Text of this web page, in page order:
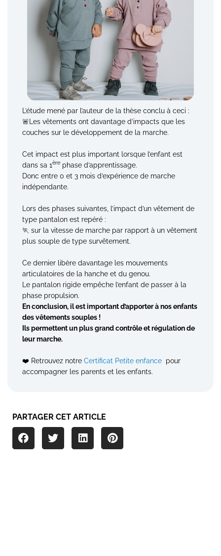
L’étude mené par l’auteur de la thèse conclu à ceci :
🚨L es vêtements ont davantage d’impacts que les
couches sur le développement de la marche.
Cet impact est plus important lorsque l’enfant est
dans sa 1ère phase d’apprentissage.
Donc entre 0 et 3 mois d’expérience de marche
indépendante.
Lors des phases suivantes, l’impact d’un vêtement de
type pantalon est repéré :
🏃 sur la vitesse de marche par rapport à un vêtement
plus souple de type survêtement.
Ce dernier libère davantage les mouvements
articulatoires de la hanche et du genou.
Le pantalon rigide empêche l’enfant de passer à la
phase propulsion.
En conclusion, il est important d’apporter à nos enfants
des vêtements souples !
Ils permettent un plus grand contrôle et régulation de
leur marche.
❤️ Retrouvez notre Certificat Petite enfance pour
accompagner les parents et les enfants.
PARTAGER CET ARTICLE